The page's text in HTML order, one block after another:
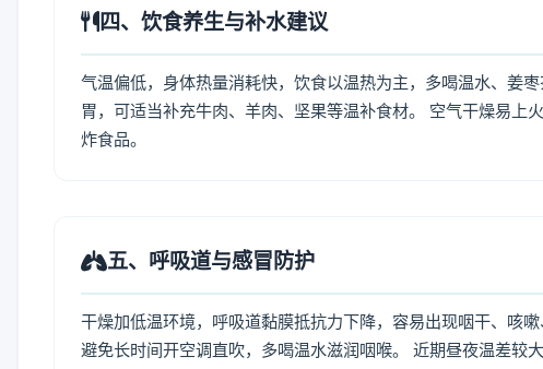
四、饮食养生与补水建议
气温偏低，身体热量消耗快，饮食以温热为主，多喝温水、姜
胃，可适当补充牛肉、羊肉、坚果等温补食材。 空气干燥易上
炸食品。
五、呼吸道与感冒防护
干燥加低温环境，呼吸道黏膜抵抗力下降，容易出现咽干、咳
避免长时间开空调直吹，多喝温水滋润咽喉。 近期昼夜温差较